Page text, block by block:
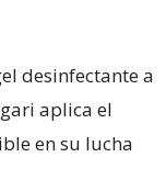
desinfectante a
aplica el
en su lucha